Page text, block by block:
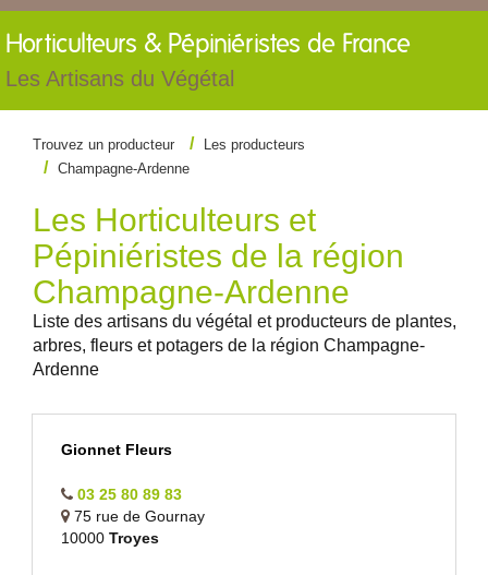
Horticulteurs & Pépiniéristes de France
Les Artisans du Végétal
Trouvez un producteur
Les producteurs
Champagne-Ardenne
Les Horticulteurs et
Pépiniéristes de la région
Champagne-Ardenne
Liste des artisans du végétal et producteurs de plantes,
arbres, fleurs et potagers de la région Champagne-
Ardenne
Gionnet Fleurs
03 25 80 89 83
75 rue de Gournay
10000 Troyes